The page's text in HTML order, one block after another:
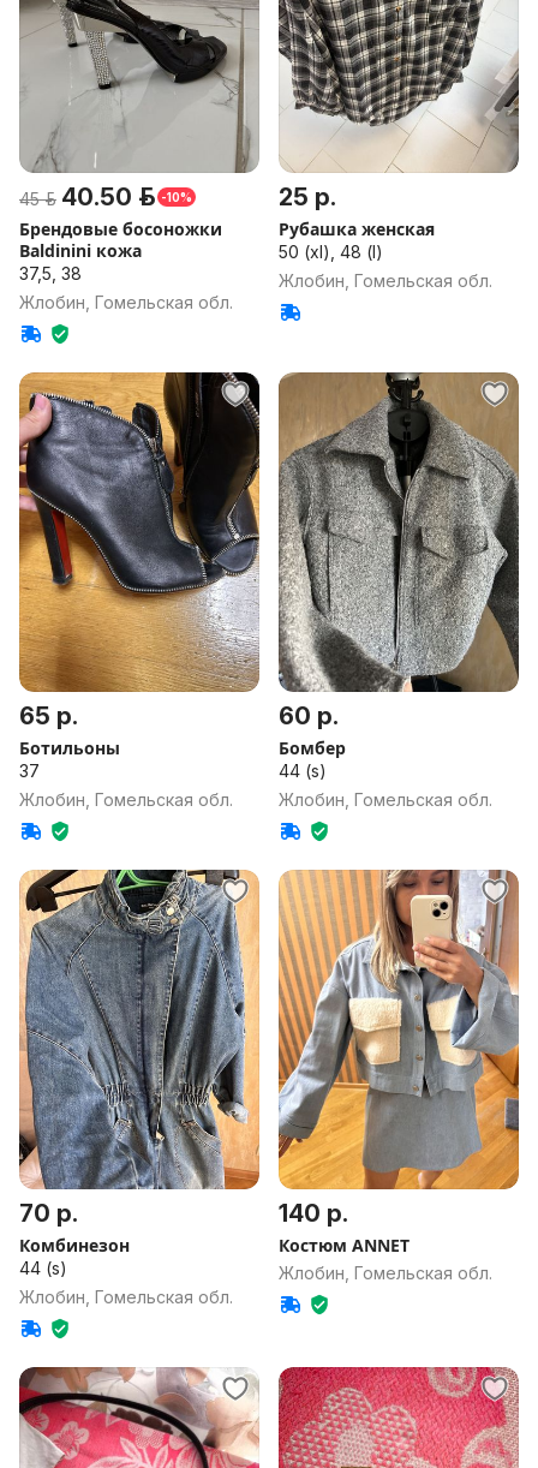
45 р. 40.50 р. -10%
Брендовые босоножки
Baldinini кожа
37,5, 38
Жлобин, Гомельская обл.
25 р.
Рубашка женская
50 (xl), 48 (l)
Жлобин, Гомельская обл.
65 р.
Ботильоны
37
Жлобин, Гомельская обл.
60 р.
Бомбер
44 (s)
Жлобин, Гомельская обл.
70 р.
Комбинезон
44 (s)
Жлобин, Гомельская обл.
140 р.
Костюм ANNET
Жлобин, Гомельская обл.